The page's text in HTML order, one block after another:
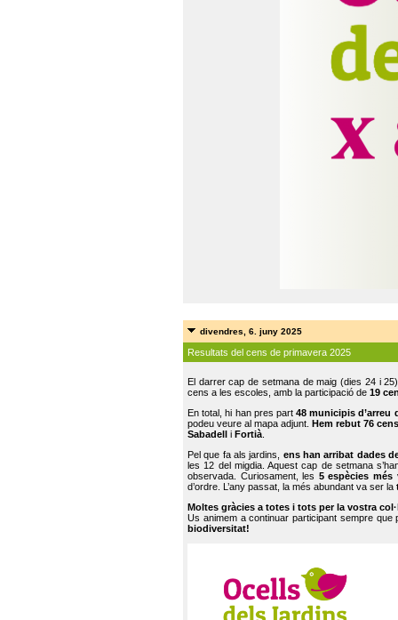
divendres, 6. juny 2025
Resultats del cens de primavera 2025
El darrer cap de setmana de maig (dies 24 i
cens a les escoles, amb la participació de 19
En total, hi han pres part48 municipis d’arreu
podeu veure al mapa adjunt. Hem rebut 76
Sabadell
i Fortià.
Pel que fa als jardins, ens han arribat dades
les 12 del migdia. Aquest cap de setmana
observada. Curiosament, les 5 espècies més
d’ordre. L’any passat, la més abundant va ser la
Moltes gràcies a totes i tots per la vostra
Us animem a continuar participant sempre que
biodiversitat!